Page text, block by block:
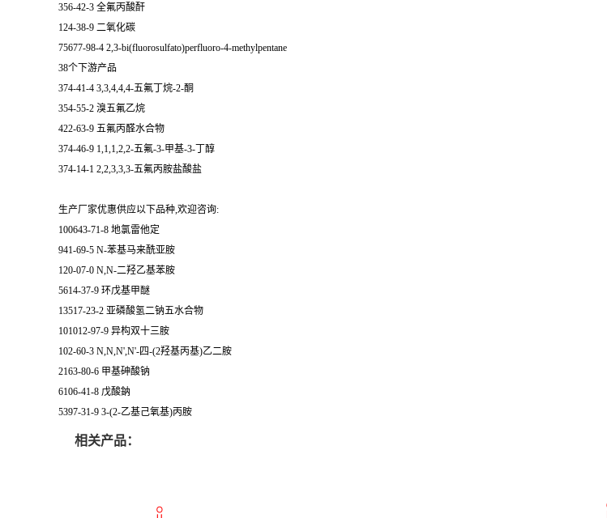
356-42-3 全氟丙酸酐
124-38-9 二氧化碳
75677-98-4 2,3-bi(fluorosulfato)perfluoro-4-methylpentane
38个下游产品
374-41-4 3,3,4,4,4-五氟丁烷-2-酮
354-55-2 溴五氟乙烷
422-63-9 五氟丙醛水合物
374-46-9 1,1,1,2,2-五氟-3-甲基-3-丁醇
374-14-1 2,2,3,3,3-五氟丙胺盐酸盐
生产厂家优惠供应以下品种,欢迎咨询:
100643-71-8 地氯雷他定
941-69-5 N-苯基马来酰亚胺
120-07-0 N,N-二羟乙基苯胺
5614-37-9 环戊基甲醚
13517-23-2 亚磷酸氢二钠五水合物
101012-97-9 异构双十三胺
102-60-3 N,N,N',N'-四-(2羟基丙基)乙二胺
2163-80-6 甲基砷酸钠
6106-41-8 戊酸鈉
5397-31-9 3-(2-乙基己氧基)丙胺
相关产品：